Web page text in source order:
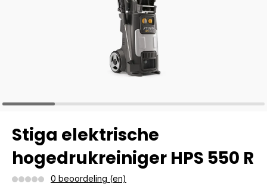
Stiga elektrische
hogedrukreiniger HPS 550 R
0 beoordeling (en)